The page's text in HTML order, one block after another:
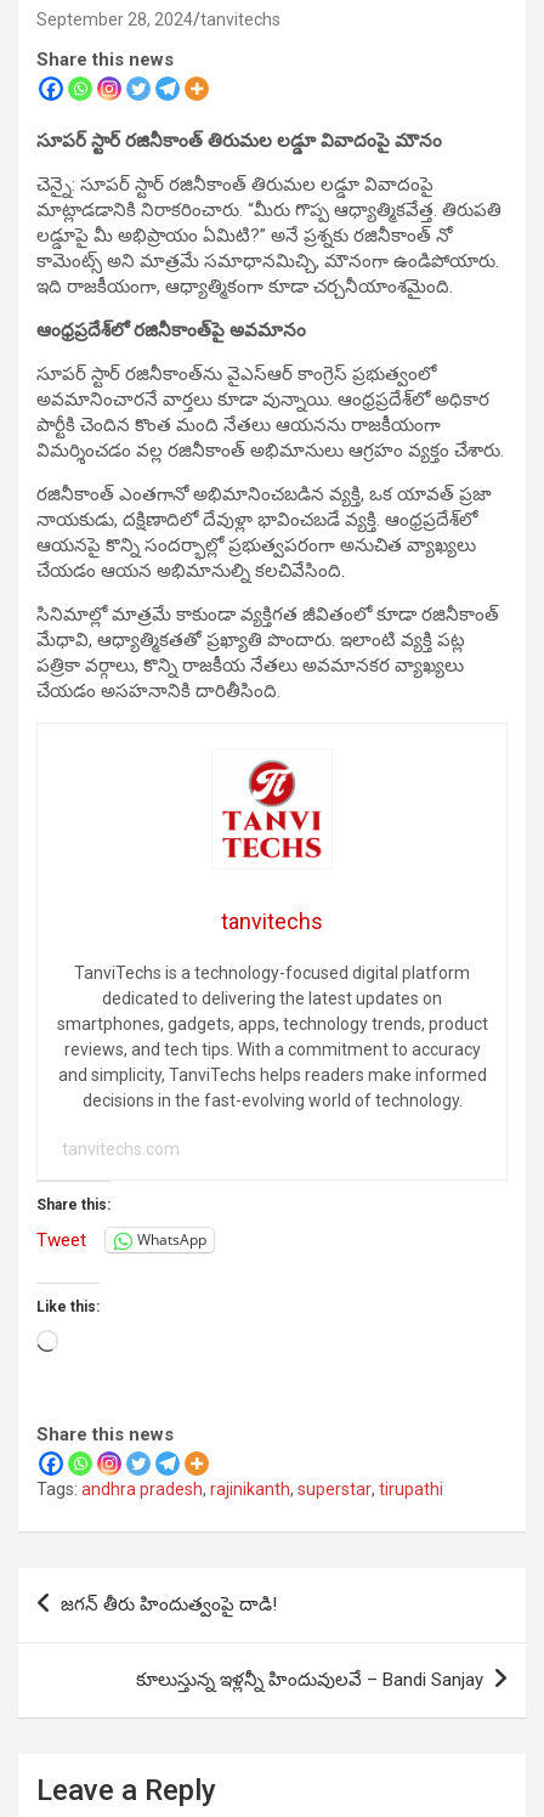
September 28, 2024 tanvitechs
Share this news
సూపర్ స్టార్ రజినీకాంత్ తిరుమల లడ్డూ వివాదంపై మౌనం
చెన్నై: సూపర్ స్టార్ రజినీకాంత్ తిరుమల లడ్డూ వివాదంపై
మాట్లాడడానికి నిరాకరించారు. “మీరు గొప్ప ఆధ్యాత్మికవేత్త. తిరుపతి
లడ్డూపై మీ అభిప్రాయం ఏమిటి?” అనే ప్రశ్నకు రజినీకాంత్ నో
కామెంట్స్ అని మాత్రమే సమాధానమిచ్చి, మౌనంగా ఉండిపోయారు.
ఇది రాజకీయంగా, ఆధ్యాత్మికంగా కూడా చర్చనీయాంశమైంది.
ఆంధ్రప్రదేశ్‌లో రజినీకాంత్‌పై అవమానం
సూపర్ స్టార్ రజినీకాంత్‌ను వైఎస్ఆర్ కాంగ్రెస్ ప్రభుత్వంలో
అవమానించారనే వార్తలు కూడా వున్నాయి. ఆంధ్రప్రదేశ్‌లో అధికార
పార్టీకి చెందిన కొంత మంది నేతలు ఆయనను రాజకీయంగా
విమర్శించడం వల్ల రజినీకాంత్ అభిమానులు ఆగ్రహం వ్యక్తం చేశారు.
రజినీకాంత్ ఎంతగానో అభిమానించబడిన వ్యక్తి, ఒక యావత్ ప్రజా
నాయకుడు, దక్షిణాదిలో దేవుళ్లా భావించబడే వ్యక్తి. ఆంధ్రప్రదేశ్‌లో
ఆయనపై కొన్ని సందర్భాల్లో ప్రభుత్వపరంగా అనుచిత వ్యాఖ్యలు
చేయడం ఆయన అభిమానుల్ని కలచివేసింది.
సినిమాల్లో మాత్రమే కాకుండా వ్యక్తిగత జీవితంలో కూడా రజినీకాంత్
మేధావి, ఆధ్యాత్మికతతో ప్రఖ్యాతి పొందారు. ఇలాంటి వ్యక్తి పట్ల
పత్రికా వర్గాలు, కొన్ని రాజకీయ నేతలు అవమానకర వ్యాఖ్యలు
చేయడం అసహనానికి దారితీసింది.
tanvitechs
TanviTechs is a technology-focused digital platform
dedicated to delivering the latest updates on
smartphones, gadgets, apps, technology trends, product
reviews, and tech tips. With a commitment to accuracy
and simplicity, TanviTechs helps readers make informed
decisions in the fast-evolving world of technology.
tanvitechs.com
Share this:
Tweet WhatsApp
Like this:
Loading…
Share this news
Tags: andhra pradesh, rajinikanth, superstar, tirupathi
Post
జగన్ తీరు హిందుత్వంపై దాడి!
కూలుస్తున్న ఇళ్లన్నీ హిందువులవే – Bandi Sanjay
Leave a Reply